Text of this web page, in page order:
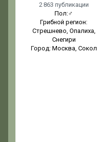
2 863 публикации
Пол:♂
Грибной регион:
Стрешнево, Опалиха,
Снегири
Город: Москва, Сокол